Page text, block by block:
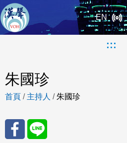
EN
:::
朱國珍
首頁 / 主持人 /朱國珍